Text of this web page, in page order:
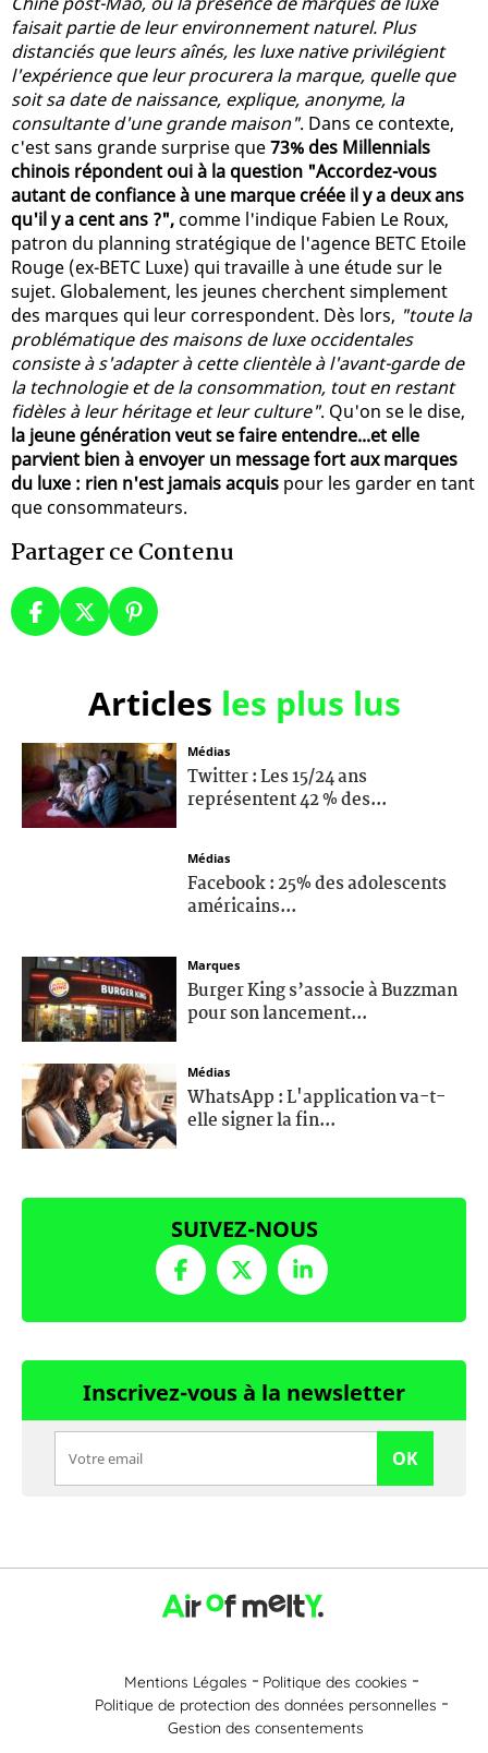
faisait partie de leur environnement naturel. Plus
distanciés que leurs aînés, les luxe native privilégient
l'expérience que leur procurera la marque, quelle que
soit sa date de naissance, explique, anonyme, la
consultante d'une grande maison". Dans ce contexte,
c'est sans grande surprise que73% des Millennials
chinois répondent oui à la question "Accordez-vous
autant de confiance à une marque créée il y a deux ans
qu'il y a cent ans ?",comme l'indique Fabien Le Roux,
patron du planning stratégique de l'agence BETC Etoile
Rouge (ex-BETC Luxe) qui travaille à une étude sur le
sujet. Globalement, les jeunes cherchent simplement
des marques qui leur correspondent. Dès lors, "toute la
problématique des maisons de luxe occidentales
consiste à s'adapter à cette clientèle à l'avant-garde de
la technologie et de la consommation, tout en restant
fidèles à leur héritage et leur culture". Qu'on se le dise,
la jeune génération veut se faire entendre...et elle
parvient bien à envoyer un message fort aux marques
du luxe : rien n'est jamais acquis pour les garder en tant
que consommateurs.
Partager ce Contenu
Articles les plus lus
Médias
Twitter : Les 15/24 ans
représentent 42 % des...
Médias
Facebook : 25% des adolescents
américains...
Marques
Burger King s’associe à Buzzman
pour son lancement...
Médias
WhatsApp : L'application va-t-
elle signer la fin...
SUIVEZ-NOUS
Inscrivez-vous à la newsletter
OK
Mentions Légales
Politique des cookies
Politique de protection des données personnelles
Gestion des consentements